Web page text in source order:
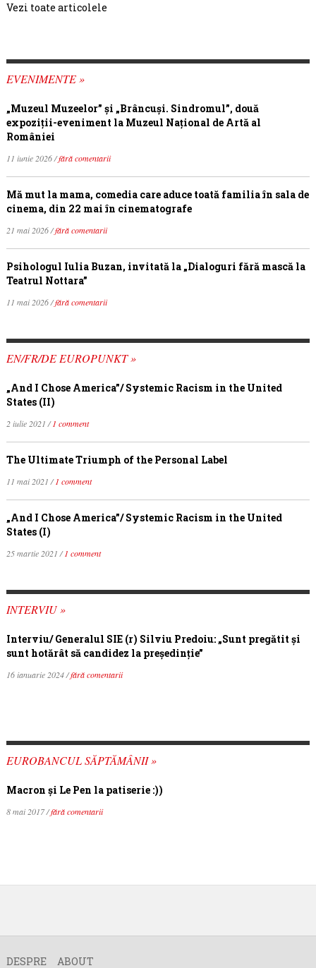
Vezi toate articolele
EVENIMENTE »
„Muzeul Muzeelor” și „Brâncuși. Sindromul”, două
expoziții-eveniment la Muzeul Național de Artă al
României
11 iunie 2026 /fără comentarii
Mă mut la mama, comedia care aduce toată familia în sala de
cinema, din 22 mai în cinematografe
21 mai 2026 /fără comentarii
Psihologul Iulia Buzan, invitată la „Dialoguri fără mască la
Teatrul Nottara”
11 mai 2026 /fără comentarii
EN/FR/DE EUROPUNKT »
„And I Chose America”/ Systemic Racism in the United
States (II)
2 iulie 2021 /1 comment
The Ultimate Triumph of the Personal Label
11 mai 2021 /1 comment
„And I Chose America”/ Systemic Racism in the United
States (I)
25 martie 2021 /1 comment
INTERVIU »
Interviu/ Generalul SIE (r) Silviu Predoiu: „Sunt pregătit și
sunt hotărât să candidez la președinție”
16 ianuarie 2024 /fără comentarii
EUROBANCUL SĂPTĂMÂNII »
Macron şi Le Pen la patiserie :))
8 mai 2017 /fără comentarii
DESPRE ABOUT